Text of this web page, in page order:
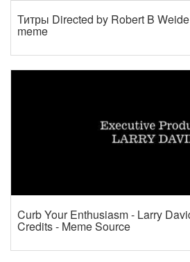
Титры Directed by Robert B
meme
Curb Your Enthusiasm - Larry
Credits - Meme Source